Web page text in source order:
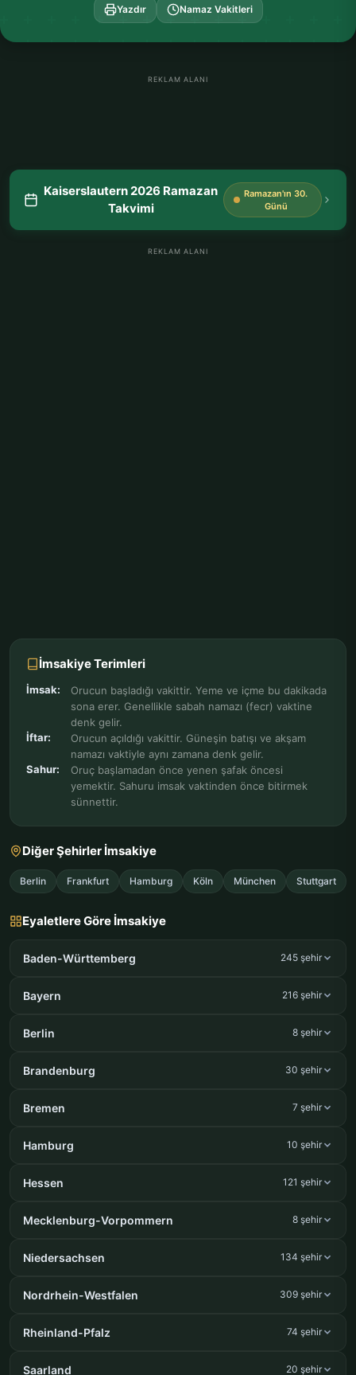
Yazdır Namaz Vakitleri
REKLAM ALANI
Kaiserslautern 2026 Ramazan
Takvimi
Ramazan'ın 30.
Günü
REKLAM ALANI
İmsakiye Terimleri
İmsak:
Orucun başladığı vakittir. Yeme ve içme bu dakikada
sona erer. Genellikle sabah namazı (fecr) vaktine
denk gelir.
İftar:
Orucun açıldığı vakittir. Güneşin batışı ve akşam
namazı vaktiyle aynı zamana denk gelir.
Sahur:
Oruç başlamadan önce yenen şafak öncesi
yemektir. Sahuru imsak vaktinden önce bitirmek
sünnettir.
Diğer Şehirler İmsakiye
Berlin Frankfurt Hamburg Köln München Stuttgart
Eyaletlere Göre İmsakiye
Baden-Württemberg 245 şehir
Bayern 216 şehir
Berlin 8 şehir
Brandenburg 30 şehir
Bremen 7 şehir
Hamburg 10 şehir
Hessen 121 şehir
Mecklenburg-Vorpommern 8 şehir
Niedersachsen 134 şehir
Nordrhein-Westfalen 309 şehir
Rheinland-Pfalz 74 şehir
Saarland 20 şehir